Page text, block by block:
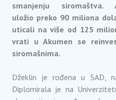
smanjenju siromaštva.
uložio preko 90 miliona
uticali na više od 125
vrati u Akumen se
siromašnima.
Džeklin je rođena u SAD,
Diplomirala je na